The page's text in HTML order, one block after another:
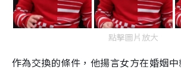
點擊圖片放大
作為交換的條件，他揚言女方在婚姻